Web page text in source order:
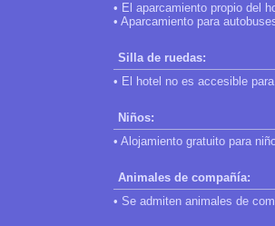
• El aparcamiento propio del
• Aparcamiento para
Silla de ruedas:
• El hotel no es accesible
Niños:
• Alojamiento gratuito para
Animales de compañía:
• Se admiten animales de